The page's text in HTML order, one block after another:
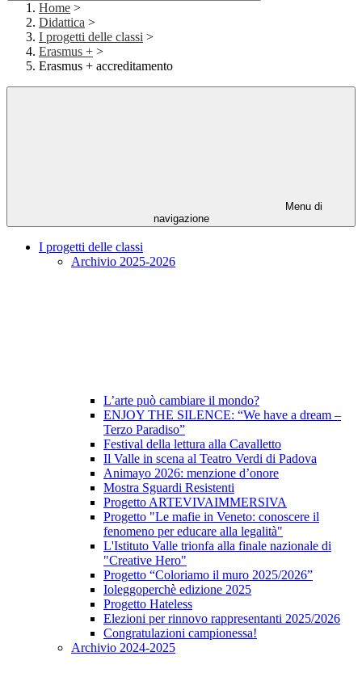
Home >
Didattica >
I progetti delle classi >
Erasmus + >
Erasmus + accreditamento
Menu di
navigazione
I progetti delle classi
Archivio 2025-2026
L’arte può cambiare il mondo?
ENJOY THE SILENCE: “We have a dream –
Terzo Paradiso”
Festival della lettura alla Cavalletto
Il Valle in scena al Teatro Verdi di Padova
Animayo 2026: menzione d’onore
Mostra Sguardi Resistenti
Progetto ARTEVIVAIMMERSIVA
Progetto "Le mafie in Veneto: conoscere il
fenomeno per educare alla legalità"
L'Istituto Valle trionfa alla finale nazionale di
"Creative Hero"
Progetto “Coloriamo il muro 2025/2026”
Ioleggoperchè edizione 2025
Progetto Hateless
Elezioni per rinnovo rappresentanti 2025/2026
Congratulazioni campionessa!
Archivio 2024-2025